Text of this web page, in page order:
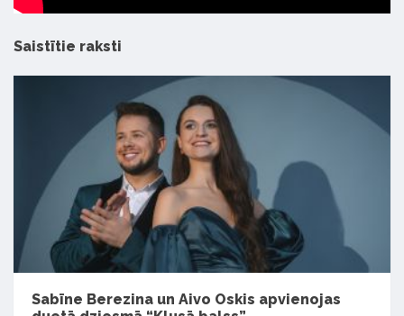
Saistītie raksti
Sabīne Berezina un Aivo Oskis apvienojas